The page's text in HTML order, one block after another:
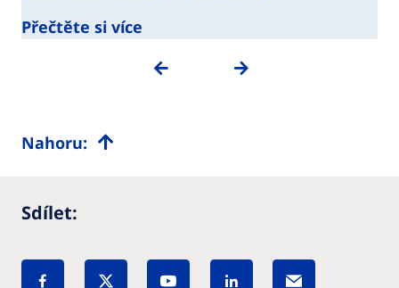
Přečtěte si více
PREVIOUS
Nahoru:
Sdílet: